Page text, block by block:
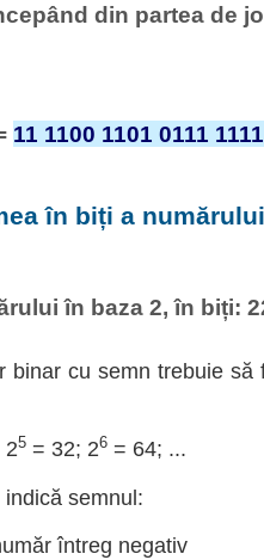
din partea de
11 1100 1101 0111
în biți a
în baza 2, în biți:
binar cu semn trebuie să
5= 32; 26= 64; ...
semnul:
întreg negativ